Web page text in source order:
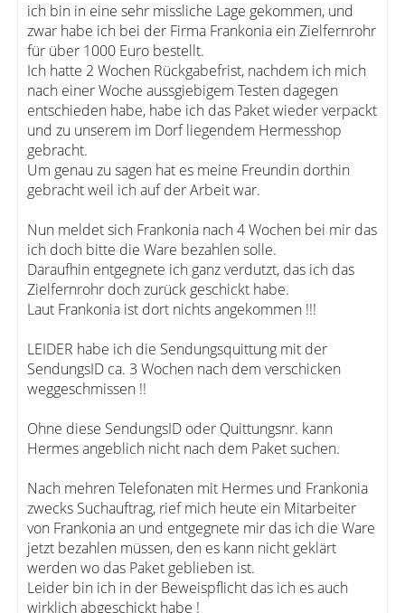
ich bin in eine sehr missliche Lage gekommen, und
zwar habe ich bei der Firma Frankonia ein Zielfernrohr
für über 1000 Euro bestellt.
Ich hatte 2 Wochen Rückgabefrist, nachdem ich mich
nach einer Woche aussgiebigem Testen dagegen
entschieden habe, habe ich das Paket wieder verpackt
und zu unserem im Dorf liegendem Hermesshop
gebracht.
Um genau zu sagen hat es meine Freundin dorthin
gebracht weil ich auf der Arbeit war.
Nun meldet sich Frankonia nach 4 Wochen bei mir das
ich doch bitte die Ware bezahlen solle.
Daraufhin entgegnete ich ganz verdutzt, das ich das
Zielfernrohr doch zurück geschickt habe.
Laut Frankonia ist dort nichts angekommen !!!
LEIDER habe ich die Sendungsquittung mit der
SendungsID ca. 3 Wochen nach dem verschicken
weggeschmissen !!
Ohne diese SendungsID oder Quittungsnr. kann
Hermes angeblich nicht nach dem Paket suchen.
Nach mehren Telefonaten mit Hermes und Frankonia
zwecks Suchauftrag, rief mich heute ein Mitarbeiter
von Frankonia an und entgegnete mir das ich die Ware
jetzt bezahlen müssen, den es kann nicht geklärt
werden wo das Paket geblieben ist.
Leider bin ich in der Beweispflicht das ich es auch
wirklich abgeschickt habe !